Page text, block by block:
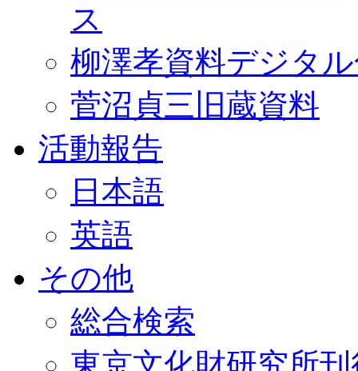
ス
柳澤孝資料デジタ
菅沼貞三旧蔵資料
活動報告
日本語
英語
その他
総合検索
東京文化財研究所